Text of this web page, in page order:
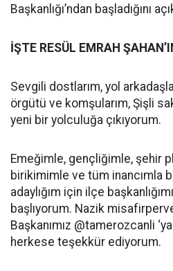
Başkanlığı’ndan başladığını
İŞTE RESÜL EMRAH
Sevgili dostlarım, yol
örgütü ve komşularım, Şişli
yeni bir yolculuğa çıkıyorum.
Emeğimle, gençliğimle, şehir
birikimimle ve tüm inancımla
adaylığım için ilçe
başlıyorum. Nazik
Başkanımız @tamerozcanli
herkese teşekkür ediyorum.